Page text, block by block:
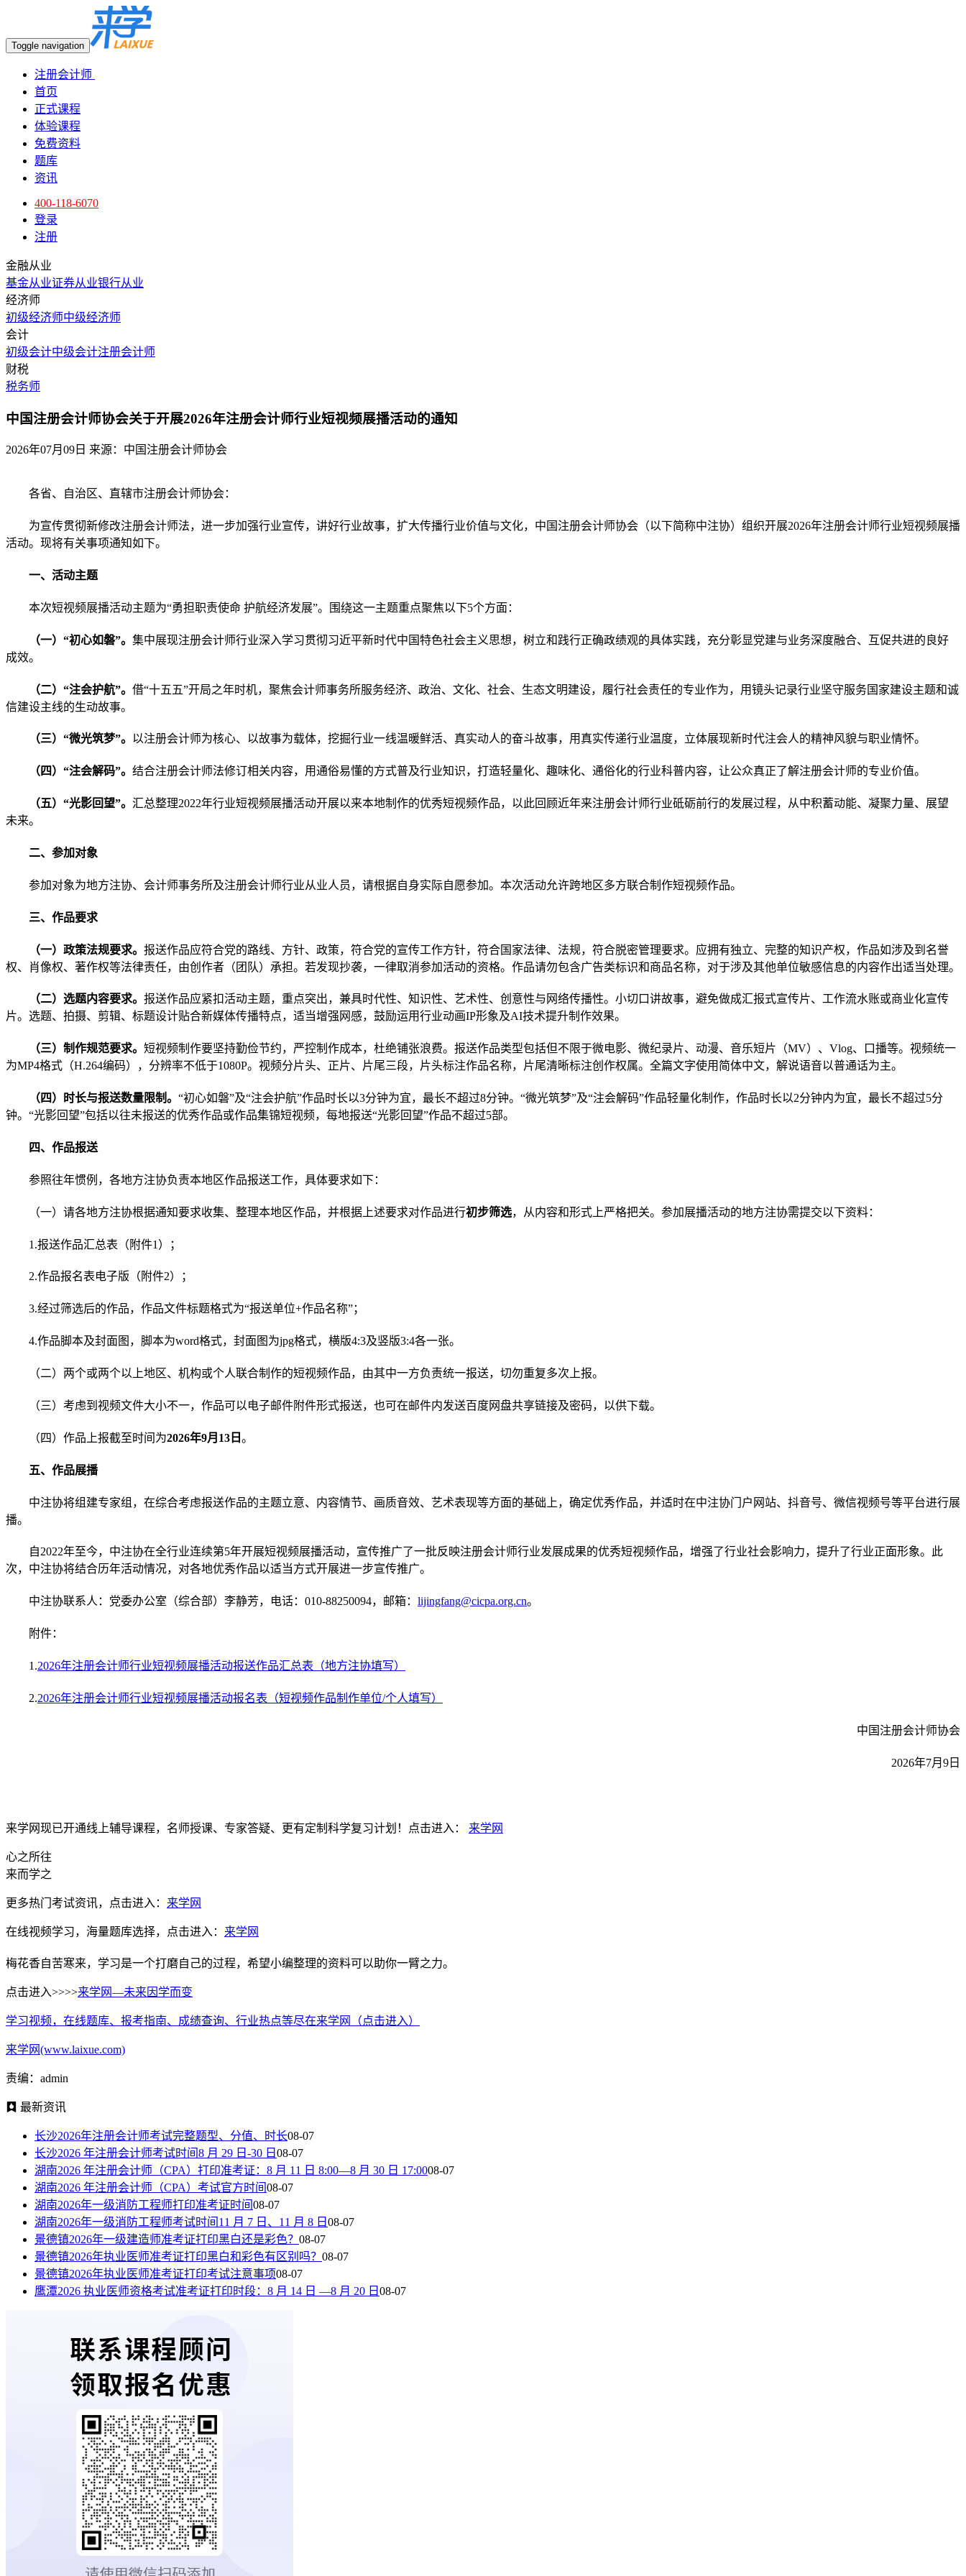
Toggle navigation
注册会计师
首页
正式课程
体验课程
免费资料
题库
资讯
400-118-6070
登录
注册
金融从业
基金从业证券从业银行从业
经济师
初级经济师中级经济师
会计
初级会计中级会计注册会计师
财税
税务师
中国注册会计师协会关于开展2026年注册会计师行业短视频展播活动的通知
2026年07月09日 来源：中国注册会计师协会
各省、自治区、直辖市注册会计师协会：
为宣传贯彻新修改注册会计师法，进一步加强行业宣传， 讲好行业故事， 扩大传播行业价值与文化， 中国注册会计师协会 （以下简称中注协） 组织开展2026年注册会计师行业短视频展播
活动。现将有关事项通知如下。
一、活动主题
本次短视频展播活动主题为“勇担职责使命 护航经济发展”。 围绕这一主题重点聚焦以下5个方面 ：
（一）“初心如磐”。集中展现注册会计师行业深入学习贯彻习近平新时代中国特色社会主义思想，树立和践行正确政绩观的具体实践， 充分彰显党建与业务深度融合、互促共进的良好
成效。
（二）“注会护航”。借“十五五”开局之年时机，聚焦会计师事务所服务经济、政治、文化、社会、生态文明建设，履行社会责任的专业作为，用镜头记录行业坚守服务国家建设主题和诚
信建设主线的生动故事。
（三）“微光筑梦”。 以注册会计师为核心、以故事为载体，挖掘行业一线温暖鲜活、真实动人的奋斗故事，用真实传递行业温度，立体展现新时代注会人的精神风貌与职业情怀。
（四）“注会解码”。结合注册会计师法修订相关内容，用通俗易懂的方式普及行业知识，打造轻量化、趣味化、通俗化的行业科普内容，让公众真正了解注册会计师的专业价值。
（五）“光影回望”。 汇总整理2022年行业短视频展播活动开展以来本地制作的优秀短视频作品，以此回顾近年来注册会计师行业砥砺前行的发展过程，从中积蓄动能、凝聚力量、展望
未来。
二、参加对象
参加对象为地方注协、会计师事务所及注册会计师行业从业人员，请根据自身实际自愿参加。本次活动允许跨地区多方联合制作短视频作品。
三、作品要求
（一）政策法规要求。报送作品应符合党的路线、方针、政策，符合党的宣传工作方针，符合国家法律、法规，符合脱密管理要求。应拥有独立、完整的知识产权，作品如涉及到名誉
权、肖像权、著作权等法律责任， 由创作者（团队）承担。若发现抄袭，一律取消参加活动的资格。 作品请勿包含广告类标识和商品名称，对于涉及其他单位敏感信息的内容作出适当处理。
（二）选题内容要求。报送作品应紧扣活动主题，重点突出，兼具时代性、知识性、艺术性、创意性与网络传播性。小切口讲故事，避免做成汇报式宣传片、工作流水账或商业化宣传
片。 选题、拍摄、剪辑、 标题设计贴合新媒体传播特点， 适当增强网感，鼓励运用行业动画IP形象及AI技术提升制作效果。
（三）制作规范要求。短视频制作要坚持勤俭节约，严控制作成本，杜绝铺张浪费。报送作品类型包括但不限于微电影、微纪录片、动漫、音乐短片（MV）、Vlog、口播等。视频统一
为MP4格式（H.264编码），分辨率不低于1080P。 视频分片头、正片、片尾三段，片头标注作品名称，片尾清晰标注创作权属。 全篇文字使用简体中文，解说语音以普通话为主。
（四）时长与报送数量限制。“初心如磐”及“注会护航”作品时长以3分钟为宜，最长不超过8分钟。“微光筑梦”及“注会解码”作品轻量化制作，作品时长以2分钟内为宜，最长不超过5分
钟。 “光影回望”包括以往未报送的优秀作品或作品集锦短视频，每地报送“光影回望”作品不超过5部。
四、作品报送
参照往年惯例，各地方注协负责本地区作品报送工作， 具体要求如下：
（一） 请各地方注协根据通知要求收集、整理本地区作品，并根据上述要求对作品进行初步筛选，从内容和形式上严格把关。 参加展播活动的地方注协需提交以下资料：
1.报送作品汇总表 （ 附件1 ）；
2.作品报名表电子版 （ 附件2）；
3.经过筛选后的作品， 作品文件标题格式为“报送单位+作品名称”；
4.作品脚本及封面图 ， 脚本为word格式，封面图为jpg格式，横版4:3及竖版3:4各一张。
（二） 两个或两个以上地区、机构或个人联合制作的短视频作品，由其中一方负责统一报送，切勿重复多次上报。
（三） 考虑到视频文件大小不一，作品可以电子邮件附件形式报送，也可在邮件内发送百度网盘共享链接及密码，以供下载。
（四） 作品上报截至时间为2026年9月13日 。
五、作品展播
中注协将组建专家组， 在综合考虑报送作品的主题立意、内容情节、画质音效、艺术表现等方面的基础上，确定优秀作品， 并适时在中注协门户网站、 抖音号、微信视频号等平台进行展
播。
自2022年至今，中注协在全行业连续第5年开展短视频展播活动，宣传推广了一批反映注册会计师行业发展成果的优秀短视频作品，增强了行业社会影响力，提升了行业正面形象。此
次，中注协将结合历年活动情况，对各地优秀作品以适当方式开展进一步宣传推广。
中注协联系人：党委办公室（综合部）李静芳，电话： 010-88250094，邮箱： lijingfang@cicpa.org.cn。
附件：
1.2026年注册会计师行业短视频展播活动报送作品汇总表（地方注协填写）
2.2026年注册会计师行业短视频展播活动报名表（短视频作品制作单位/个人填写）
中国注册会计师协会
2026年7月 9 日
来学网现已开通线上辅导课程，名师授课、专家答疑、更有定制科学复习计划！点击进入： 来学网
心之所往
来而学之
更多热门考试资讯，点击进入： 来学网
在线视频学习，海量题库选择，点击进入： 来学网
梅花香自苦寒来，学习是一个打磨自己的过程，希望小编整理的资料可以助你一臂之力。
点击进入>>>>来学网—未来因学而变
学习视频，在线题库、报考指南、成绩查询、行业热点等尽在来学网（点击进入）
来学网(www.laixue.com)
责编：admin
最新资讯
长沙2026年注册会计师考试完整题型、分值、时长08-07
长沙2026 年注册会计师考试时间8 月 29 日-30 日 08-07
湖南2026 年注册会计师（CPA）打印准考证：8 月 11 日 8:00—8 月 30 日 17:0008-07
湖南2026 年注册会计师（CPA）考试官方时间08-07
湖南2026年一级消防工程师打印准考证时间08-07
湖南2026年一级消防工程师考试时间11 月 7 日、11 月 8 日 08-07
景德镇2026年一级建造师准考证打印黑白还是彩色？ 08-07
景德镇2026年执业医师准考证打印黑白和彩色有区别吗？ 08-07
景德镇2026年执业医师准考证打印考试注意事项08-07
鹰潭2026 执业医师资格考试准考证打印时段：8 月 14 日 —8 月 20 日 08-07